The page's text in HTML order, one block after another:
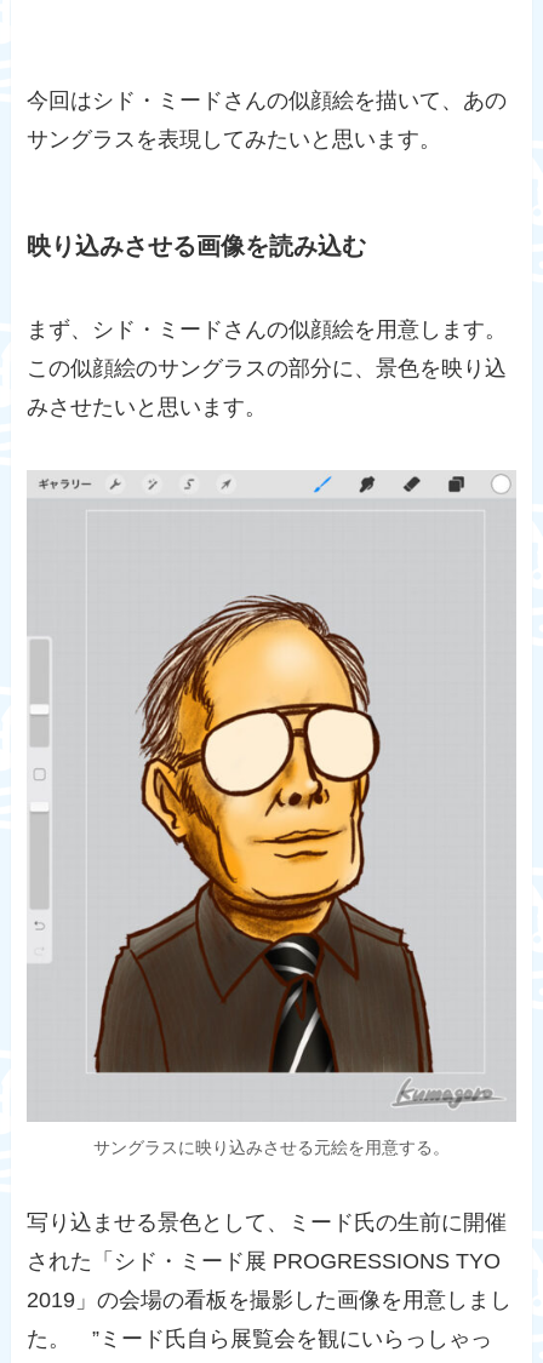
今回はシド・ミードさんの似顔絵を描いて、あの
サングラスを表現してみたいと思います。
映り込みさせる画像を読み込む
まず、シド・ミードさんの似顔絵を用意します。
この似顔絵のサングラスの部分に、景色を映り込
みさせたいと思います。
サングラスに映り込みさせる元絵を用意する。
写り込ませる景色として、ミード氏の生前に開催
された「 シド・ミード展 PROGRESSIONS TYO
2019 」の会場の看板を撮影した画像を用意しまし
た。 ”ミード氏自ら展覧会を観にいらっしゃっ